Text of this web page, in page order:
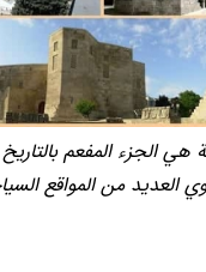
هي الجزء المفعم
العديد من المواقع